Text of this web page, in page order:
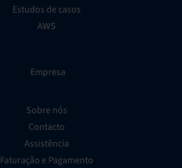
Estudos de casos
AWS
Empresa
Sobre nós
Contacto
Assistência
Faturação e Pagamento